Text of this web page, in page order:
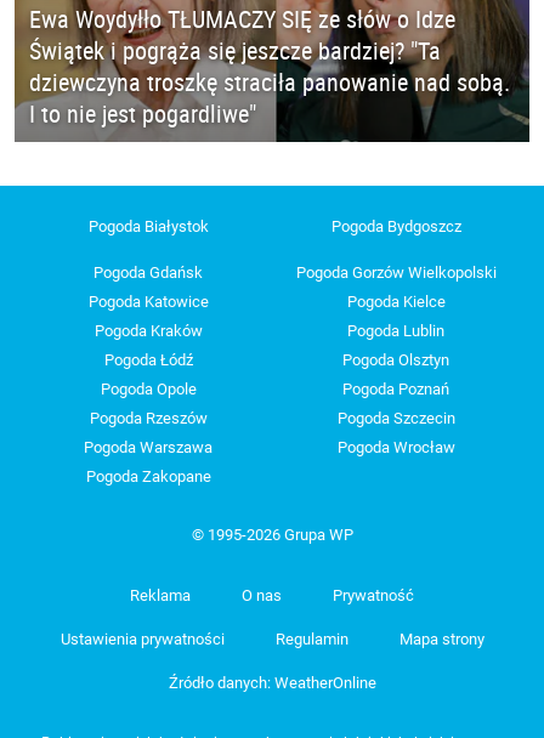
Ewa Woydyłło TŁUMACZY SIĘ ze słów o Idze
Świątek i pogrąża się jeszcze bardziej? "Ta
dziewczyna troszkę straciła panowanie nad sobą.
I to nie jest pogardliwe"
Pogoda Białystok Pogoda Bydgoszcz
Pogoda Gdańsk
Pogoda Gorzów Wielkopolski
Pogoda Katowice
Pogoda Kielce
Pogoda Kraków
Pogoda Lublin
Pogoda Łódź
Pogoda Olsztyn
Pogoda Opole
Pogoda Poznań
Pogoda Rzeszów
Pogoda Szczecin
Pogoda Warszawa
Pogoda Wrocław
Pogoda Zakopane
© 1995-2026 Grupa WP
Reklama O nas Prywatność
Ustawienia prywatności Regulamin Mapa strony
Źródło danych: WeatherOnline